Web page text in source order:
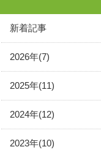
新着記事
2026年(7)
2025年(11)
2024年(12)
2023年(10)